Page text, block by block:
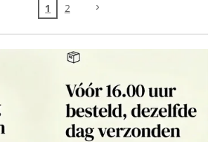
1 2